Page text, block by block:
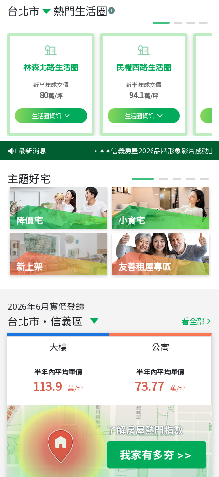
台北市 熱門生活圈
林森北路生活圈
近半年成交價
80萬/坪
生活圈資訊
民權西路生活圈
近半年成交價
94.1萬/坪
生活圈資訊
最新消息 ‧✦✦信義房屋2026品牌形象影片感動上
主題好宅
降價宅
新上架
小資宅
友善租屋專區
2026年6月實價登錄
台北市 ・ 信義區 看全部
大樓
半年內平均單價
113.9 萬/坪
公寓
半年內平均單價
73.77 萬/坪